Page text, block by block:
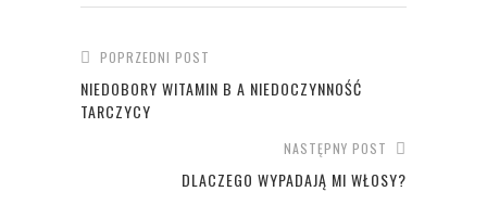
POPRZEDNI POST
NIEDOBORY WITAMIN B A NIEDOCZYNNOŚĆ
TARCZYCY
NASTĘPNY POST
DLACZEGO WYPADAJĄ MI WŁOSY?